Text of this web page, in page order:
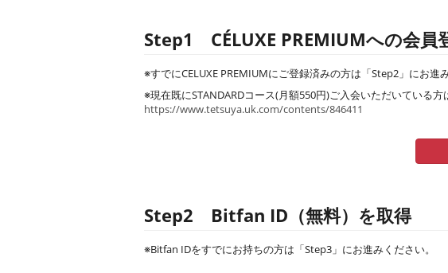
Step1 CÉLUXE PREMIUMへの会員
※すでにCELUXE PREMIUMにご登録済みの方は「Step2」にお進
※現在既にSTANDARDコース(月額550円)ご入会いただいている
https://www.tetsuya.uk.com/contents/846411
Step2 Bitfan ID（無料）を取得
※Bitfan IDをすでにお持ちの方は「Step3」にお進みください。